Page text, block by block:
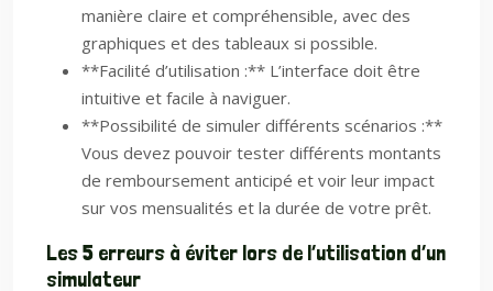
manière claire et compréhensible, avec des
graphiques et des tableaux si possible.
**Facilité d’utilisation :** L’interface doit être
intuitive et facile à naviguer.
**Possibilité de simuler différents scénarios :**
Vous devez pouvoir tester différents montants
de remboursement anticipé et voir leur impact
sur vos mensualités et la durée de votre prêt.
Les 5 erreurs à éviter lors de l’utilisation d’un
simulateur